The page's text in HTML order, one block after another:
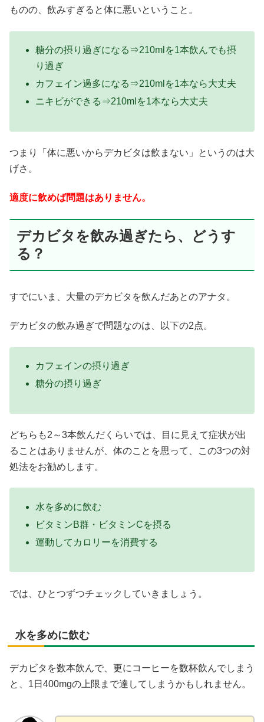
ものの、飲みすぎると体に悪いということ。
糖分の摂り過ぎになる⇒210mlを1本飲んでも摂
り過ぎ
カフェイン過多になる⇒210mlを1本なら大丈夫
ニキビができる⇒210mlを1本なら大丈夫
つまり「体に悪いからデカビタは飲まない」というのは大
げさ。
適度に飲めば問題はありません。
デカビタを飲み過ぎたら、どうす
る？
すでにいま、大量のデカビタを飲んだあとのアナタ。
デカビタの飲み過ぎで問題なのは、以下の2点。
カフェインの摂り過ぎ
糖分の摂り過ぎ
どちらも2～3本飲んだくらいでは、目に見えて症状が出
ることはありませんが、体のことを思って、この3つの対
処法をお勧めします。
水を多めに飲む
ビタミンB群・ビタミンCを摂る
運動してカロリーを消費する
では、ひとつずつチェックしていきましょう。
水を多めに飲む
デカビタを数本飲んで、更にコーヒーを数杯飲んでしまう
と、1日400mgの上限まで達してしまうかもしれません。